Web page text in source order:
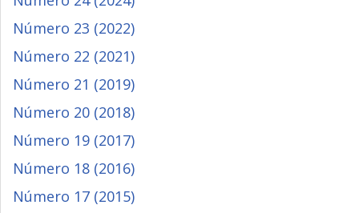
Número 23 (2022)
Número 22 (2021)
Número 21 (2019)
Número 20 (2018)
Número 19 (2017)
Número 18 (2016)
Número 17 (2015)